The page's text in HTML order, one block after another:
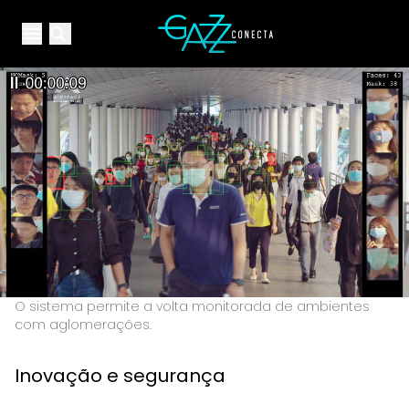
Open main menuYour Company
O sistema permite a volta monitorada de ambientes
com aglomerações.
Inovação e segurança